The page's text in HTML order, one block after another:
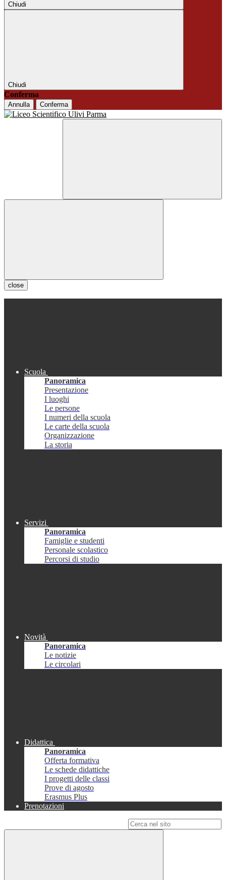
Chiudi
Chiudi
Conferma
Annulla Conferma
close
Scuola
Panoramica
Presentazione
I luoghi
Le persone
I numeri della scuola
Le carte della scuola
Organizzazione
La storia
Servizi
Panoramica
Famiglie e studenti
Personale scolastico
Percorsi di studio
Novità
Panoramica
Le notizie
Le circolari
Didattica
Panoramica
Offerta formativa
Le schede didattiche
I progetti delle classi
Prove di agosto
Erasmus Plus
Prenotazioni